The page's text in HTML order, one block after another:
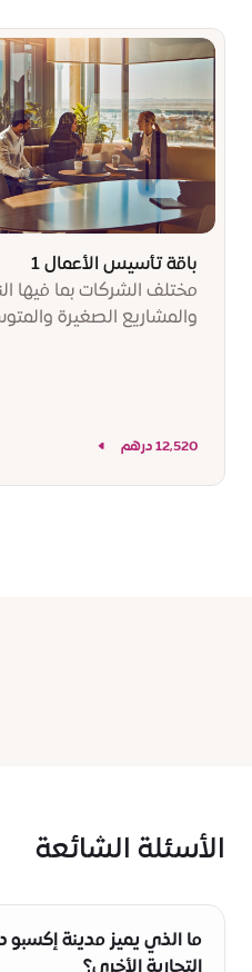
باقة تأسيس الأعمال 1
مختلف الشركات بما فيها
والمشاريع الصغيرة
12,520 درهم
الأسئلة الشائعة
ما الذي يميز مدينة